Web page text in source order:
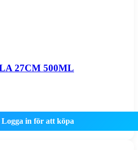
27CM 500ML
Logga in för att köpa